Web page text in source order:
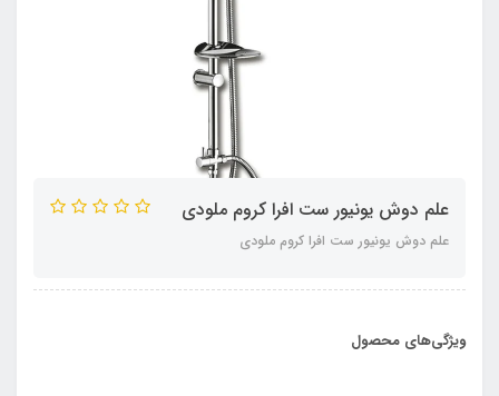
علم دوش یونیور ست افرا کروم ملودی
علم دوش یونیور ست افرا کروم ملودی
ویژگی‌های محصول